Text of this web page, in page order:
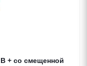
+ со смещенной